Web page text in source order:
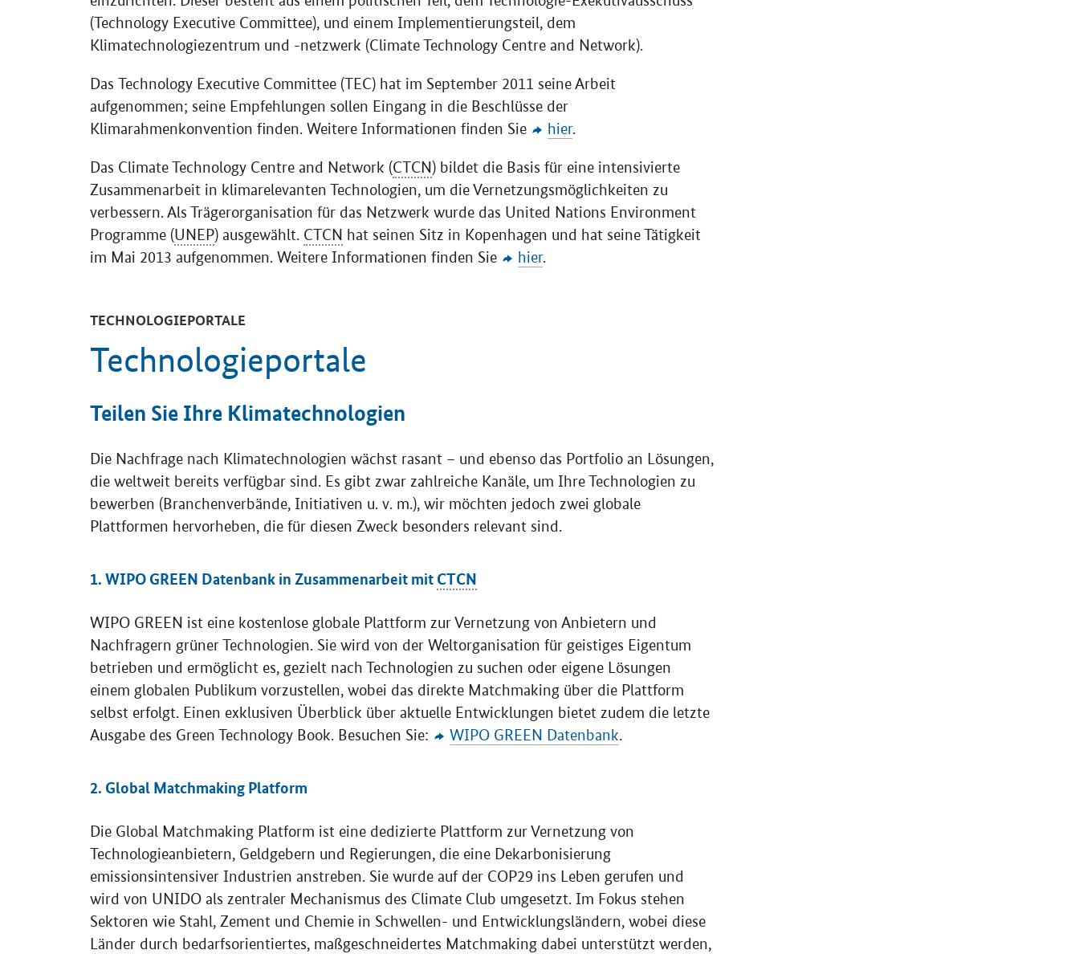
(Technology Executive Committee ), und einem Implementierungsteil, dem
Klimatechnologiezentrum und -netzwerk (Climate Technology Centre and Network ).
Das Technology Executive Committee
(TEC) hat im September 2011 seine Arbeit
aufgenommen; seine Empfehlungen sollen Eingang in die Beschlüsse der
Klimarahmenkonvention finden. Weitere Informationen finden Sie
hier
Das Climate Technology Centre and Network (CTCN) bildet die Basis für eine intensivierte
Zusammenarbeit in klimarelevanten Technologien, um die Vernetzungsmöglichkeiten zu
verbessern. Als Trägerorganisation für das Netzwerk wurde das United Nations Environment
Programme
(UNEP) ausgewählt. CTCN hat seinen Sitz in Kopenhagen und hat seine Tätigkeit
im Mai 2013 aufgenommen. Weitere Informationen finden Sie
hier
Technologieportale
Teilen Sie Ihre Klimatechnologien
Die Nachfrage nach Klimatechnologien wächst rasant – und ebenso das Portfolio an Lösungen,
die weltweit bereits verfügbar sind. Es gibt zwar zahlreiche Kanäle, um Ihre Technologien zu
bewerben (Branchenverbände, Initiativen u. v. m.), wir möchten jedoch zwei globale
Plattformen hervorheben, die für diesen Zweck besonders relevant sind.
1. WIPO GREEN Datenbank in Zusammenarbeit mit CTCN
WIPO GREEN ist eine kostenlose globale Plattform zur Vernetzung von Anbietern und
Nachfragern grüner Technologien. Sie wird von der Weltorganisation für geistiges Eigentum
betrieben und ermöglicht es, gezielt nach Technologien zu suchen oder eigene Lösungen
einem globalen Publikum vorzustellen, wobei das direkte Matchmaking über die Plattform
selbst erfolgt. Einen exklusiven Überblick über aktuelle Entwicklungen bietet zudem die letzte
Ausgabe des Green Technology Book . Besuchen Sie: WIPO GREEN Datenbank
Global Matchmaking Platform
Die Global Matchmaking Platform
ist eine dedizierte Plattform zur Vernetzung von
Technologieanbietern, Geldgebern und Regierungen, die eine Dekarbonisierung
emissionsintensiver Industrien anstreben. Sie wurde auf der COP29 ins Leben gerufen und
wird von UNIDO als zentraler Mechanismus des Climate Club umgesetzt. Im Fokus stehen
Sektoren wie Stahl, Zement und Chemie in Schwellen- und Entwicklungsländern, wobei diese
Länder durch bedarfsorientiertes, maßgeschneidertes Matchmaking dabei unterstützt werden,